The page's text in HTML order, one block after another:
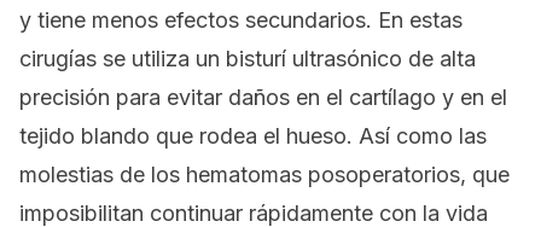
y tiene menos efectos secundarios. En estas
cirugías se utiliza un bisturí ultrasónico de alta
precisión para evitar daños en el cartílago y en el
tejido blando que rodea el hueso. Así como las
molestias de los hematomas posoperatorios, que
imposibilitan continuar rápidamente con la vida